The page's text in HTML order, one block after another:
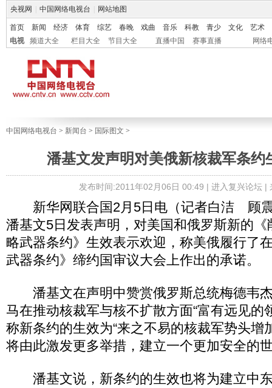
央视网 中国网络电视台 网站地图
首页 新闻 经济 体育 综艺 春晚 戏曲 音乐 科教 青少 文化
艺术
电视
频道大全 栏目大全 节目大全 直播中国 赛事直播 网络
中国网络电视台 > 新闻台 > 国际图文 >
潘基文发声明对美俄新核裁军条约
发布时间:2011年02月06日 00:49 | 进入复兴论坛|
新华网联合国2月5日电（记者白洁 顾震
潘基文5日发表声明，对美国和俄罗斯新的
略武器条约》生效表示欢迎，称美俄履行了
武器条约》缔约国审议大会上作出的承诺。
潘基文在声明中赞赏俄罗斯总统梅德韦
马在推动核裁军与核不扩散方面“富有远见的
称新条约的生效为“来之不易的核裁军势头增
将由此激发更多举措，建立一个更加安全的
潘基文说，新条约的生效也将为建立中